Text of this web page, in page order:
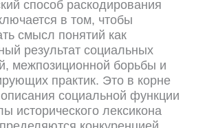
способ раскодирования
в том, чтобы
смысл понятий как
результат социальных
межпозиционной борьбы и
практик. Это в корне
социальной функции
исторического лексикона